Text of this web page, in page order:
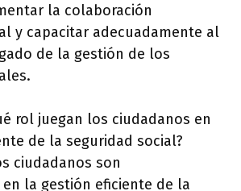
la colaboración
y capacitar adecuadamente al
de la gestión de los
rol juegan los ciudadanos en
de la seguridad social?
ciudadanos son
la gestión eficiente de la